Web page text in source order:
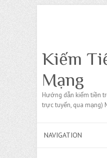
Kiếm
Mạng
Hướng dẫn kiếm tiền
trực tuyến, qua mạng)